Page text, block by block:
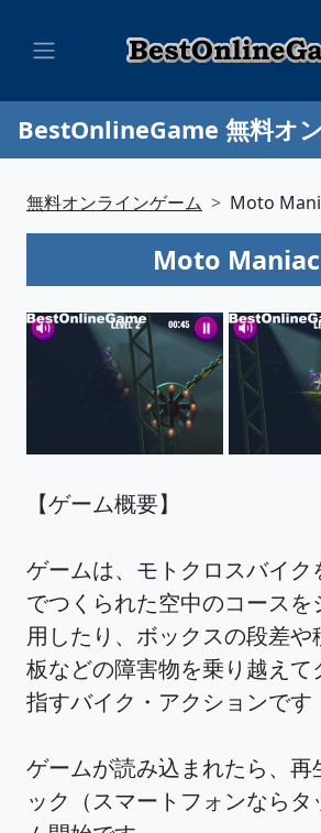
BestOnlineGame 無料オ
無料オンラインゲーム Moto
Moto
【ゲーム概要】
ゲームは、モトクロスバイク
でつくられた空中のコースを
用したり、ボックスの段差や
板などの障害物を乗り越えて
指すバイク・アクションです
ゲームが読み込まれたら、再
ック（スマートフォンなら